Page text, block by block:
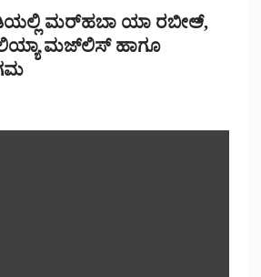
ಮರ್‌‌ಹಬಾ ಯಾ ರಬೀಅ್,
ಮಜ್‌‌ಲಿಸ್‌‌ ಹಾಗೂ